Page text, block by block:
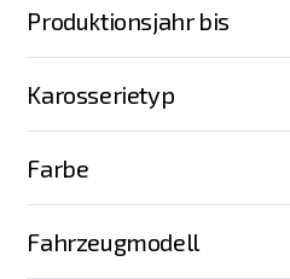
Produktionsjahr bis
Karosserietyp
Farbe
Fahrzeugmodell